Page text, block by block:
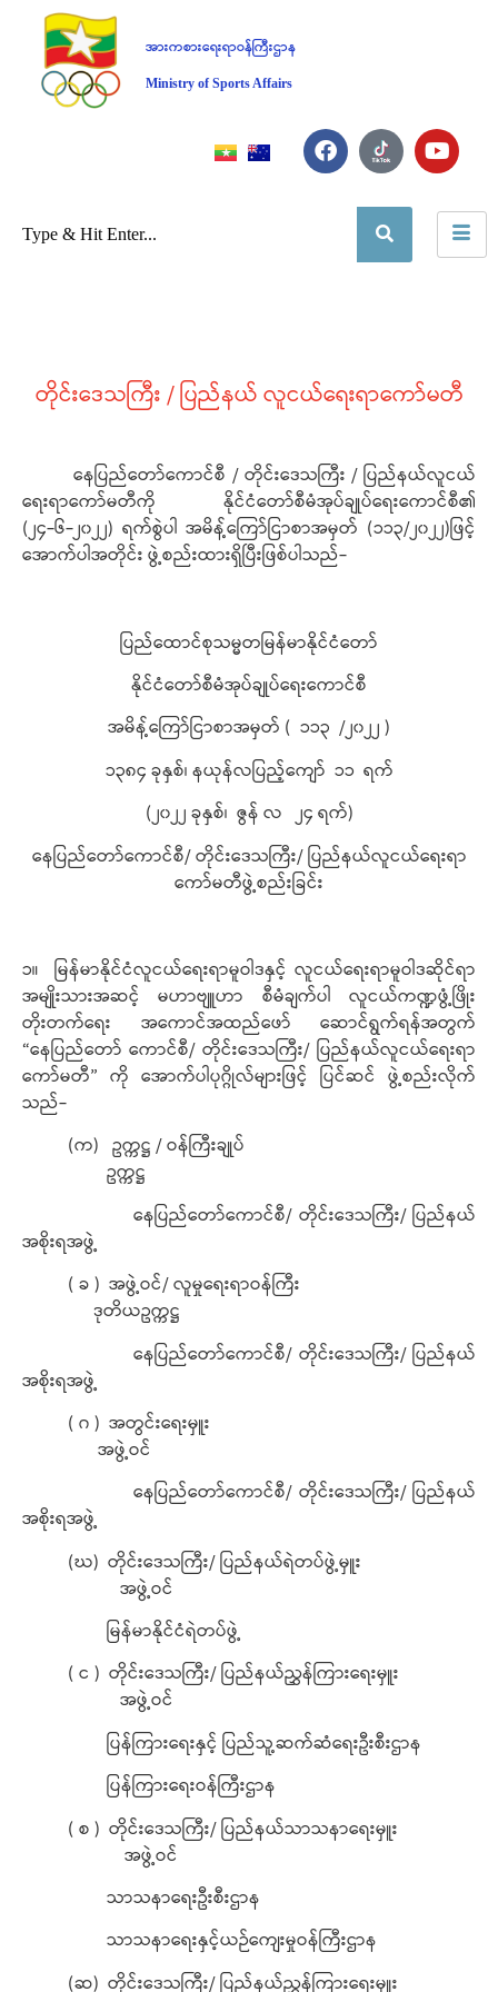
အားကစားရေးရာဝန်ကြီးဌာန
Ministry of Sports Affairs
တိုင်းဒေသကြီး / ပြည်နယ် လူငယ်ရေးရာကော်မတီ
နေပြည်တော်ကောင်စီ / တိုင်းဒေသကြီး / ပြည်နယ်လူငယ်
ရေးရာကော်မတီကို နိုင်ငံတော်စီမံအုပ်ချုပ်ရေးကောင်စီ၏
(၂၄-၆-၂၀၂၂) ရက်စွဲပါ အမိန့်ကြော်ငြာစာအမှတ် (၁၁၃/၂၀၂၂)ဖြင့်
အောက်ပါအတိုင်း ဖွဲ့စည်းထားရှိပြီးဖြစ်ပါသည်-
ပြည်ထောင်စုသမ္မတမြန်မာနိုင်ငံတော်
နိုင်ငံတော်စီမံအုပ်ချုပ်ရေးကောင်စီ
အမိန့်ကြော်ငြာစာအမှတ် ( ၁၁၃ /၂၀၂၂ )
၁၃၈၄ ခုနှစ်၊ နယုန်လပြည့်ကျော် ၁၁ ရက်
(၂၀၂၂ ခုနှစ်၊ ဇွန် လ ၂၄ ရက်)
နေပြည်တော်ကောင်စီ/ တိုင်းဒေသကြီး/ ပြည်နယ်လူငယ်ရေးရာ
ကော်မတီဖွဲ့စည်းခြင်း
၁။ မြန်မာနိုင်ငံလူငယ်ရေးရာမူဝါဒနှင့် လူငယ်ရေးရာမူဝါဒဆိုင်ရာ
အမျိုးသားအဆင့် မဟာဗျူဟာ စီမံချက်ပါ လူငယ်ကဏ္ဍဖွံ့ဖြိုး
တိုးတက်ရေး အကောင်အထည်ဖော် ဆောင်ရွက်ရန်အတွက်
“နေပြည်တော် ကောင်စီ/ တိုင်းဒေသကြီး/ ပြည်နယ်လူငယ်ရေးရာ
ကော်မတီ” ကို အောက်ပါပုဂ္ဂိုလ်များဖြင့် ပြင်ဆင် ဖွဲ့စည်းလိုက်
သည်-
(က) ဥက္ကဋ္ဌ / ဝန်ကြီးချုပ်
ဥက္ကဋ္ဌ
နေပြည်တော်ကောင်စီ/ တိုင်းဒေသကြီး/ ပြည်နယ်
အစိုးရအဖွဲ့
( ခ ) အဖွဲ့ဝင်/ လူမှုရေးရာဝန်ကြီး
ဒုတိယဥက္ကဋ္ဌ
နေပြည်တော်ကောင်စီ/ တိုင်းဒေသကြီး/ ပြည်နယ်
အစိုးရအဖွဲ့
( ဂ ) အတွင်းရေးမှူး
အဖွဲ့ဝင်
နေပြည်တော်ကောင်စီ/ တိုင်းဒေသကြီး/ ပြည်နယ်
အစိုးရအဖွဲ့
(ဃ) တိုင်းဒေသကြီး/ ပြည်နယ်ရဲတပ်ဖွဲ့မှူး
အဖွဲ့ဝင်
မြန်မာနိုင်ငံရဲတပ်ဖွဲ့
( င ) တိုင်းဒေသကြီး/ ပြည်နယ်ညွှန်ကြားရေးမှူး
အဖွဲ့ဝင်
ပြန်ကြားရေးနှင့် ပြည်သူ့ဆက်ဆံရေးဦးစီးဌာန
ပြန်ကြားရေးဝန်ကြီးဌာန
( စ ) တိုင်းဒေသကြီး/ ပြည်နယ်သာသနာရေးမှူး
အဖွဲ့ဝင်
သာသနာရေးဦးစီးဌာန
သာသနာရေးနှင့်ယဉ်ကျေးမှုဝန်ကြီးဌာန
(ဆ) တိုင်းဒေသကြီး/ ပြည်နယ်ညွှန်ကြားရေးမှူး